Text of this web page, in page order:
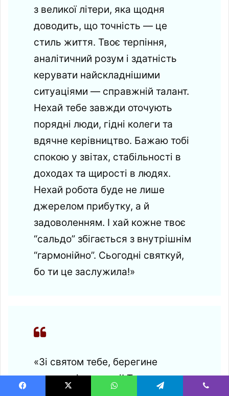
з великої літери, яка щодня
доводить, що точність — це
стиль життя. Твоє терпіння,
аналітичний розум і здатність
керувати найскладнішими
ситуаціями — справжній талант.
Нехай тебе завжди оточують
порядні люди, гідні колеги та
вдячне керівництво. Бажаю тобі
спокою у звітах, стабільності в
доходах та щирості в людях.
Нехай робота буде не лише
джерелом прибутку, а й
задоволенням. І хай кожне твоє
“сальдо” збігається з внутрішнім
“гармонійно”. Сьогодні святкуй,
бо ти це заслужила!»
«Зі святом тебе, берегине
порядку і точності! Твоя